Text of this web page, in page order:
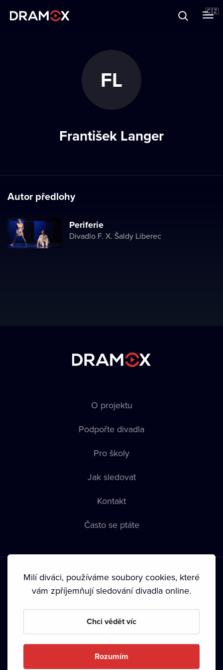
🇨🇿
FL
František Langer
Autor předlohy
Periferie
Divadlo F. X. Šaldy Liberec
O projektu
Podpořte divadla
Pro školy
Jak sledovat
Kontakt
Často se ptáte
Podmínky používání • Ochrana soukromí • Zásady používání
• Autorská práva•
Milí diváci, používáme soubory cookies, které
vám zpříjemňují sledování divadla online.
Chci vědět víc
Rozumím